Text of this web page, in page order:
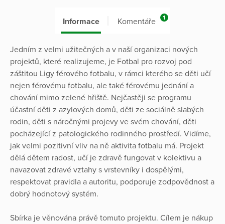
Informace Komentáře 1
Jedním z velmi užitečných a v naší organizaci nových
projektů, které realizujeme, je Fotbal pro rozvoj pod
záštitou Ligy férového fotbalu, v rámci kterého se děti učí
nejen férovému fotbalu, ale také férovému jednání a
chování mimo zelené hřiště. Nejčastěji se programu
účastní děti z azylových domů, děti ze sociálně slabých
rodin, děti s náročnými projevy ve svém chování, děti
pocházející z patologického rodinného prostředí. Vidíme,
jak velmi pozitivní vliv na ně aktivita fotbalu má. Projekt
dělá dětem radost, učí je zdravě fungovat v kolektivu a
navazovat zdravé vztahy s vrstevníky i dospělými,
respektovat pravidla a autoritu, podporuje zodpovědnost a
dobrý hodnotový systém.
Sbírka je věnována právě tomuto projektu. Cílem je nákup